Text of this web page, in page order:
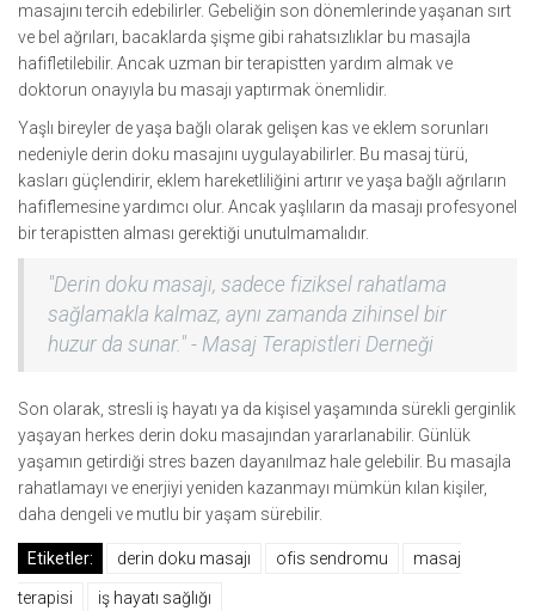
masajını tercih edebilirler. Gebeliğin son dönemlerinde yaşanan sırt
ve bel ağrıları, bacaklarda şişme gibi rahatsızlıklar bu masajla
hafifletilebilir. Ancak uzman bir terapistten yardım almak ve
doktorun onayıyla bu masajı yaptırmak önemlidir.
Yaşlı bireyler de yaşa bağlı olarak gelişen kas ve eklem sorunları
nedeniyle derin doku masajını uygulayabilirler. Bu masaj türü,
kasları güçlendirir, eklem hareketliliğini artırır ve yaşa bağlı ağrıların
hafiflemesine yardımcı olur. Ancak yaşlıların da masajı profesyonel
bir terapistten alması gerektiği unutulmamalıdır.
"Derin doku masajı, sadece fiziksel rahatlama
sağlamakla kalmaz, aynı zamanda zihinsel bir
huzur da sunar." - Masaj Terapistleri Derneği
Son olarak, stresli iş hayatı ya da kişisel yaşamında sürekli gerginlik
yaşayan herkes derin doku masajından yararlanabilir. Günlük
yaşamın getirdiği stres bazen dayanılmaz hale gelebilir. Bu masajla
rahatlamayı ve enerjiyi yeniden kazanmayı mümkün kılan kişiler,
daha dengeli ve mutlu bir yaşam sürebilir.
Etiketler: derin doku masajı ofis sendromu masaj
terapisi iş hayatı sağlığı